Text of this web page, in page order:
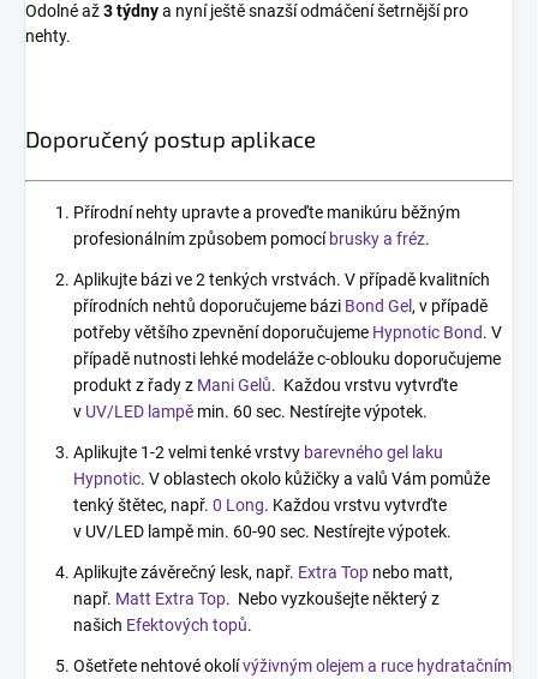
Odolné až3 týdnya nyní ještě snazší odmáčení šetrnější pro
nehty.
Doporučený postup aplikace
Přírodní nehty upravte a proveďte manikúru běžným
profesionálním způsobem pomocí brusky a fréz.
Aplikujte bázi ve 2 tenkých vrstvách. V případě kvalitních
přírodních nehtů doporučujeme bázi Bond Gel, v případě
potřeby většího zpevnění doporučujeme Hypnotic Bond. V
případě nutnosti lehké modeláže c-oblouku doporučujeme
produkt z řady z Mani Gelů. Každou vrstvu vytvrďte
v UV/LED lampě min. 60 sec. Nestírejte výpotek.
Aplikujte 1-2 velmi tenké vrstvy barevného gel laku
Hypnotic. V oblastech okolo kůžičky a valů Vám pomůže
tenký štětec, např. 0 Long. Každou vrstvu vytvrďte
v UV/LED lampě min. 60-90 sec. Nestírejte výpotek.
Aplikujte závěrečný lesk, např. Extra Top nebo matt,
např. Matt Extra Top. Nebo vyzkoušejte některý z
našich Efektových topů.
Ošetřete nehtové okolívýživným olejem a ruce hydratačním